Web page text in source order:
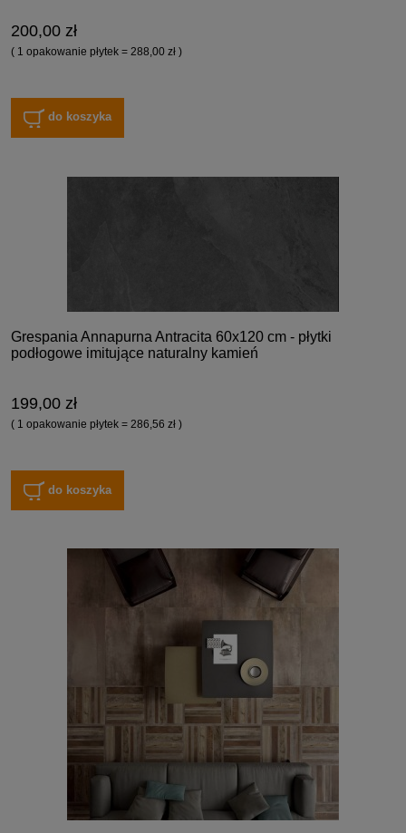
200,00 zł
( 1 opakowanie płytek = 288,00 zł )
do koszyka
Grespania Annapurna Antracita 60x120 cm - płytki
podłogowe imitujące naturalny kamień
199,00 zł
( 1 opakowanie płytek = 286,56 zł )
do koszyka